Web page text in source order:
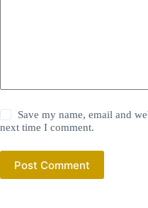
Save my name, email and
next time I comment.
Post Comment